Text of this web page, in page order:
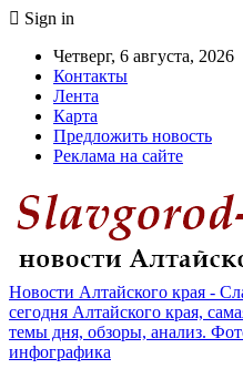
Sign in
Четверг, 6 августа, 2026
Контакты
Лента
Карта
Предложить новость
Реклама на сайте
Новости Алтайского края -
сегодня Алтайского края,
темы дня, обзоры, анализ.
инфографика